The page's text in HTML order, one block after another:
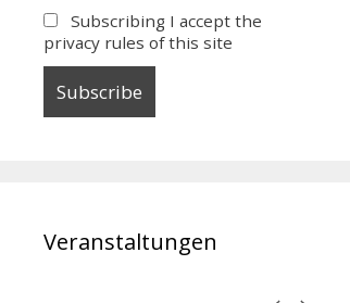
Subscribing I accept the
privacy rules of this site
Veranstaltungen